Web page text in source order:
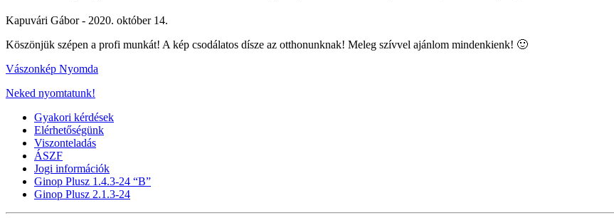
Kapuvári Gábor - 2020. október 14.
Köszönjük szépen a profi munkát! A kép csodálatos dísze az otthonunknak! Meleg szívvel ajánlom mindenkienk! 🙂
Vászonkép Nyomda
Neked nyomtatunk!
Gyakori kérdések
Elérhetőségünk
Viszonteladás
ÁSZF
Jogi információk
Ginop Plusz 1.4.3-24 “B”
Ginop Plusz 2.1.3-24